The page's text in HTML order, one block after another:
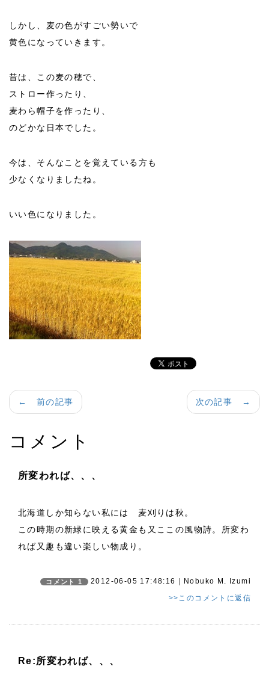
しかし、麦の色がすごい勢いで
黄色になっていきます。
昔は、この麦の穂で、
ストロー作ったり、
麦わら帽子を作ったり、
のどかな日本でした。
今は、そんなことを覚えている方も
少なくなりましたね。
いい色になりました。
次の記事 →
← 前の記事
コメント
所変われば、、、
北海道しか知らない私には 麦刈りは秋。
この時期の新緑に映える黄金も又ここの風物詩。所変わ
れば又趣も違い楽しい物成り。
コメント 1
2012-06-05 17:48:16｜Nobuko M. Izumi
>>このコメントに返信
Re:所変われば、、、